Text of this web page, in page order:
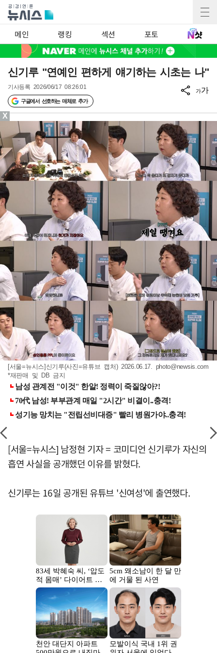
메인 랭킹 섹션 포토
신기루 "연예인 편하게 얘기하는 시초는 나"
기사등록 2026/06/17 08:26:01
구글에서 선호하는 매체로 추가
가가
[서울=뉴시스]신기루(사진=유튜브 캡처) 2026.06.17. photo@newsis.com
*재판매 및 DB 금지
[서울=뉴시스] 남정현 기자 = 코미디언 신기루가 자신의
흡연 사실을 공개했던 이유를 밝혔다.
신기루는 16일 공개된 유튜브 '신여성'에 출연했다.
X